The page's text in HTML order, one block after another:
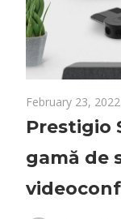
February 23, 2022
Prestigio
gamă de